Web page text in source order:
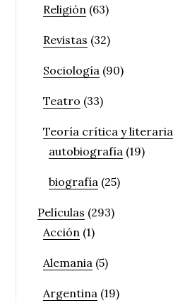
Religión (63)
Revistas (32)
Sociología (90)
Teatro (33)
Teoría crítica y literaria
autobiografía (19)
biografía (25)
Películas (293)
Acción (1)
Alemania (5)
Argentina (19)